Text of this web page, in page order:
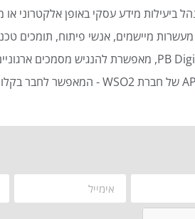
ביעילות מידע עסקי באופן אלקטרוני או
מיישמים, אנשי פיתוח, תומכים